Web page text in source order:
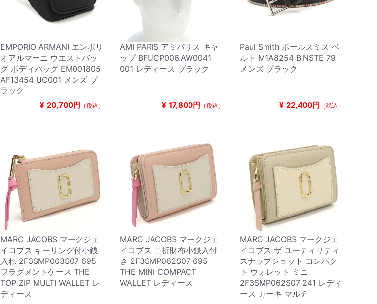
EMPORIO ARMANI エンポリ
オアルマーニ ウエストバッ
グ ボディバッグ EM001805
AF13454 UC001 メンズ ブ
ラック
¥ 20,700円 （税込）
AMI PARIS アミパリス キャ
ップ BFUCP006.AW0041
001 レディース ブラック
¥ 17,800円 （税込）
Paul Smith ポールスミス ベ
ルト M1A8254 BINSTE 79
メンズ ブラック
¥ 22,400円 （税込）
MARC JACOBS マークジェ
イコブス キーリング付小銭
入れ 2F3SMP063S07 695
フラグメントケース THE
TOP ZIP MULTI WALLET レ
ディース
MARC JACOBS マークジェ
イコブス 二折財布小銭入付
き 2F3SMP062S07 695
THE MINI COMPACT
WALLET レディース
MARC JACOBS マークジェ
イコブス ザ ユーティリティ
スナップショット コンパク
ト ウォレット ミニ
2F3SMP062S07 241 レディ
ース カーキ マルチ